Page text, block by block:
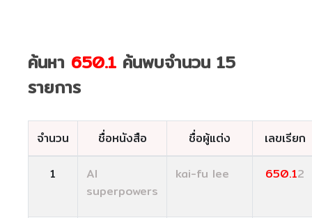
ค้นหา 650.1 ค้นพบจำนวน 15
รายการ
จำนวน ชื่อหนังสือ ชื่อผู้แต่ง เลขเรียก
1
AI
superpowers
kai-fu lee 650.12